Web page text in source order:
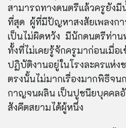
สามารถทางดนตรีแล้วครูยังมี
ที่สุด ผู้ที่มีปัญหาสงสัยเพลงก
เป็นไม่ผิดหวัง มีนักดนตรีท่า
ทั้งที่ไม่เคยรู้จักครูมาก่อนเมื่อ
ปฏิบัติงานอยู่ในโรงละครแห่ง
ตรงนั้นไม่มากเรื่องมากพิธีจน
กาญจนผลิน เป็นปูชนียบุคคล
สังคีตสยามได้ผู้หนึ่ง